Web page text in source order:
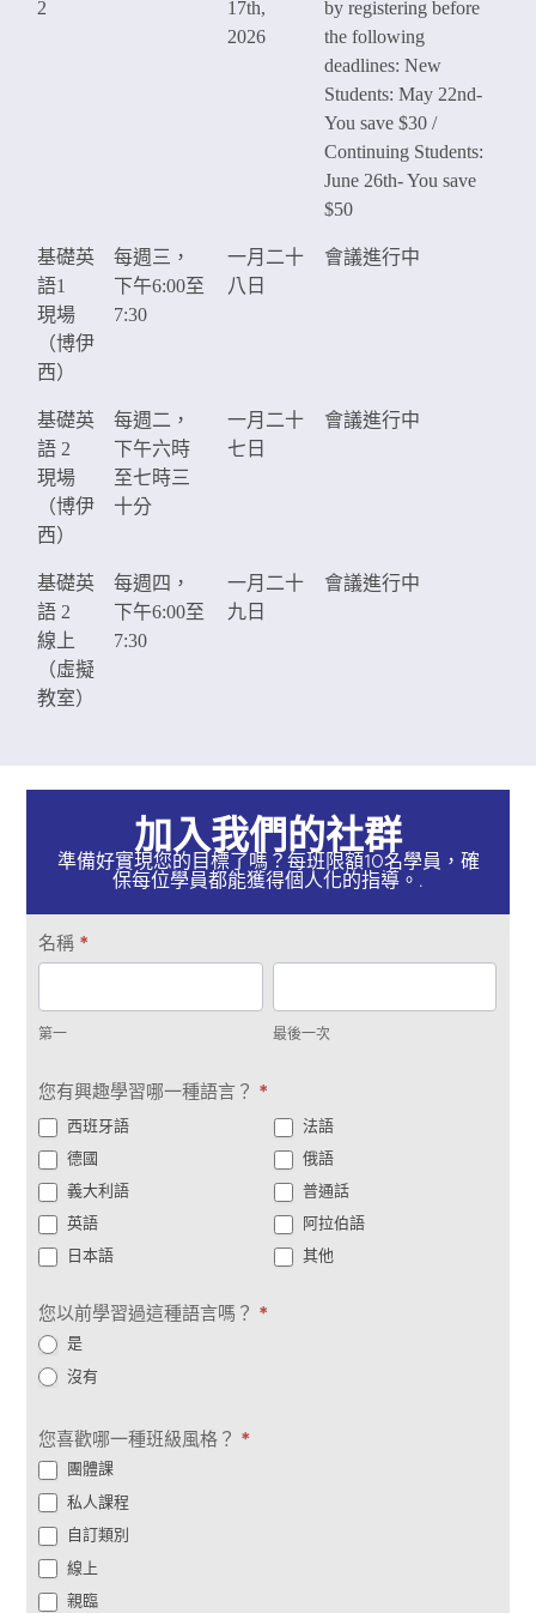
2
17th,
2026
by registering before
the following
deadlines: New
Students: May 22nd-
You save $30 /
Continuing Students:
June 26th- You save
$50
基礎英
語1
現場
（博伊
西）
每週三，
下午6:00至
7:30
一月二十
八日
會議進行中
基礎英
語 2
現場
（博伊
西）
每週二，
下午六時
至七時三
十分
一月二十
七日
會議進行中
基礎英
語 2
線上
（虛擬
教室）
每週四，
下午6:00至
7:30
一月二十
九日
會議進行中
加入我們的社群
準備好實現您的目標了嗎？每班限額10名學員，確
保每位學員都能獲得個人化的指導。.
取
得
聯
繫
名稱 *
一
第一
後
一
最後一次
您有興趣學習哪一種語言？ *
西班牙語
法語
德國
俄語
義大利語
普通話
英語
阿拉伯語
日本語
其他
您以前學習過這種語言嗎？ *
是
沒有
您喜歡哪一種班級風格？ *
團體課
私人課程
自訂類別
線上
親臨